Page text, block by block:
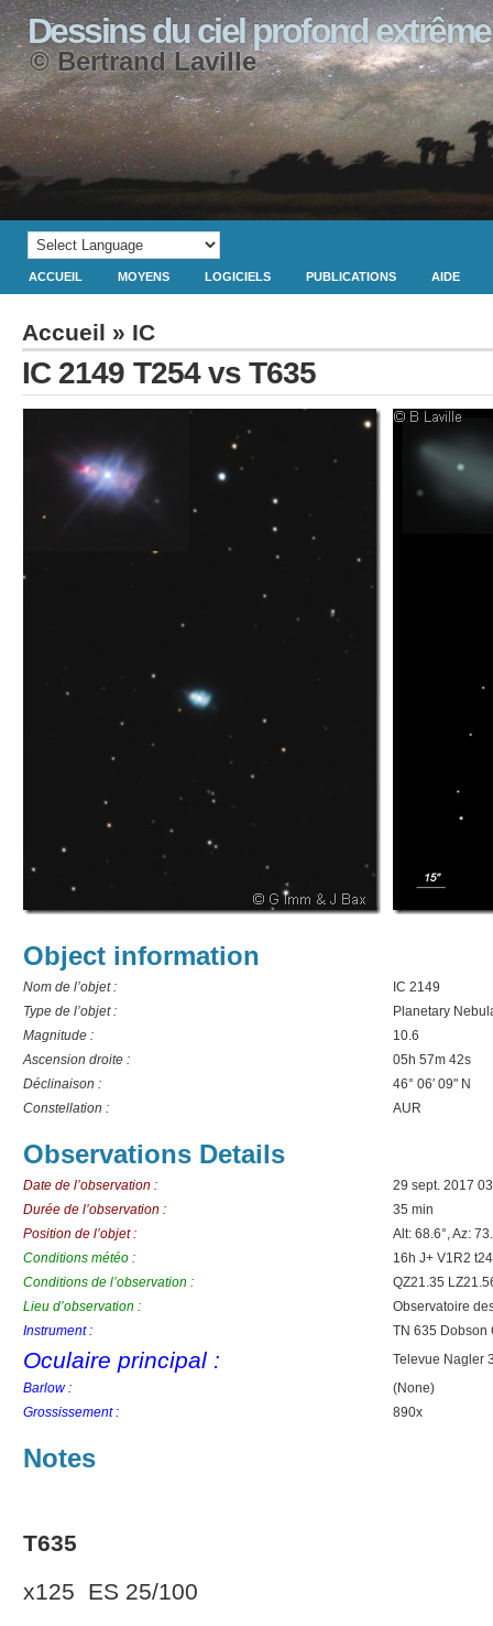
Dessins du ciel profond extrême
© Bertrand Laville
ACCUEIL MOYENS LOGICIELS PUBLICATIONS AIDE
Accueil » IC
IC 2149 T254 vs T635
Object information
Nom de l’objet :
IC 2149
Type de l’objet :
Planetary
Magnitude :
10.6
Ascension droite :
05h 57m 42s
Déclinaison :
46° 06′ 09" N
Constellation :
AUR
Observations Details
Date de l’observation :
29 sept. 2017
Durée de l’observation :
35 min
Position de l’objet :
Alt: 68.6°, Az:
Conditions météo :
16h J+ V1R2
Conditions de l’observation :
QZ21.35
Lieu d’observation :
Observatoire
Instrument :
TN 635 Dobson
Oculaire principal :
Televue Nagler
Barlow :
(None)
Grossissement :
890x
Notes
T635
x125 ES 25/100